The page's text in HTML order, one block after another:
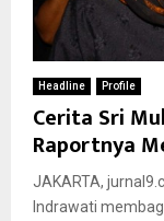
Headline Profile
Cerita Sri
Raportnya
JAKARTA,
Indrawati